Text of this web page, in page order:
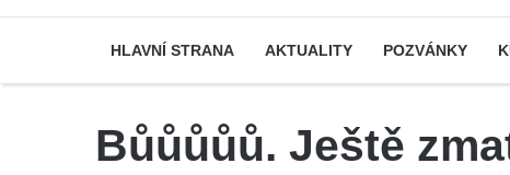
HLAVNÍ STRANA AKTUALITY POZVÁNKY
Bůůůůů. Ještě